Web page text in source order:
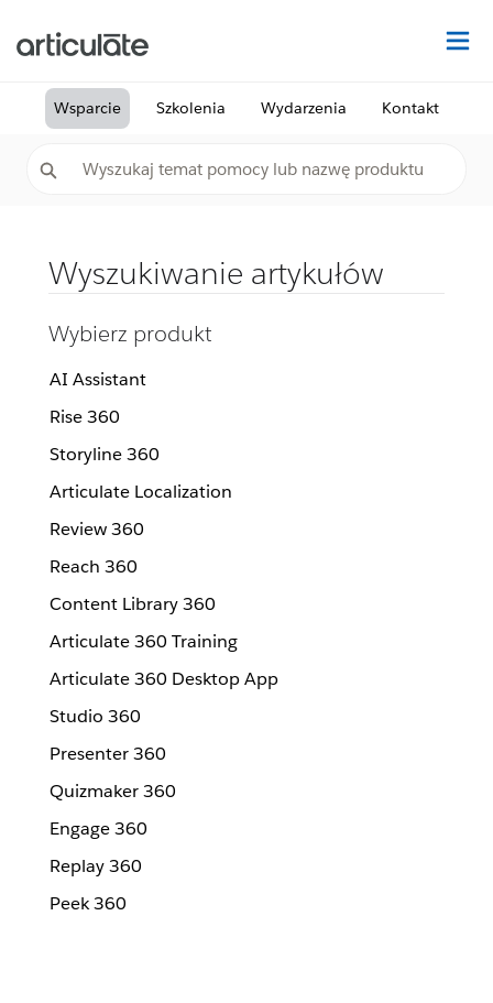
Wsparcie Szkolenia Wydarzenia Kontakt
Wyszukiwanie artykułów
Wybierz produkt
AI Assistant
Rise 360
Storyline 360
Articulate Localization
Review 360
Reach 360
Content Library 360
Articulate 360 Training
Articulate 360 Desktop App
Studio 360
Presenter 360
Quizmaker 360
Engage 360
Replay 360
Peek 360